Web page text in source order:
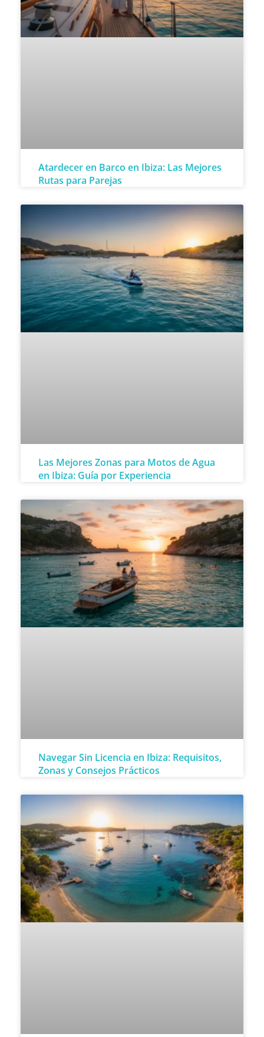
Atardecer en Barco en Ibiza: Las Mejores
Rutas para Parejas
Las Mejores Zonas para Motos de Agua
en Ibiza: Guía por Experiencia
Navegar Sin Licencia en Ibiza: Requisitos,
Zonas y Consejos Prácticos